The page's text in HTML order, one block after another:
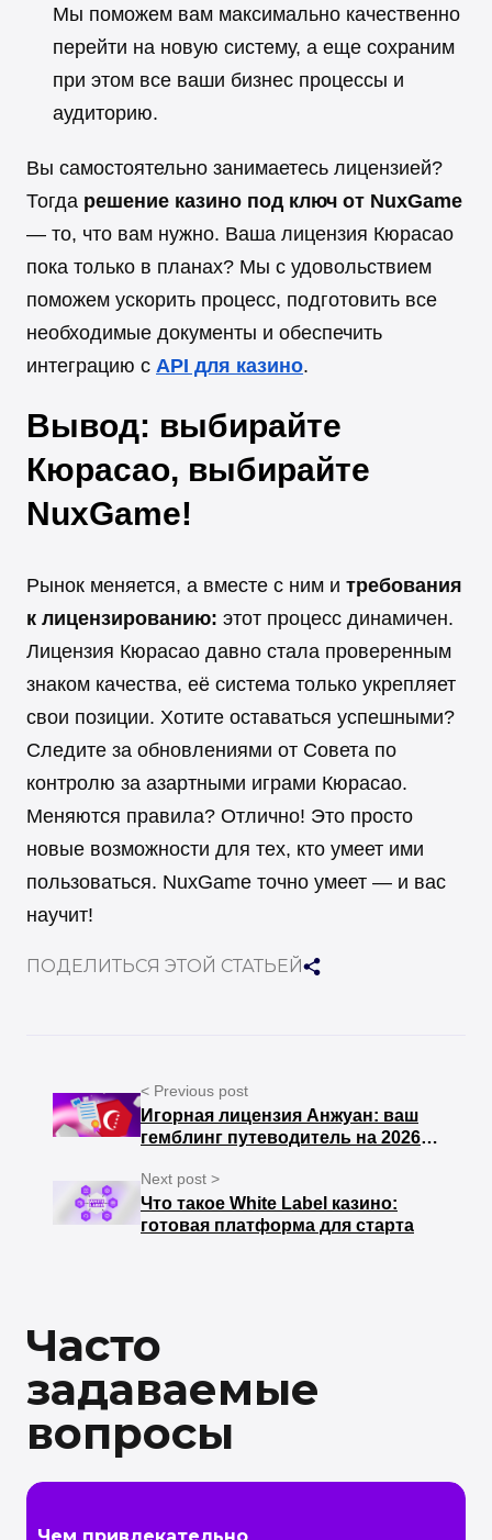
Мы поможем вам максимально качественно
перейти на новую систему, а еще сохраним
при этом все ваши бизнес процессы и
аудиторию.
Вы самостоятельно занимаетесь лицензией?
Тогда решение казино под ключ от NuxGame
— то, что вам нужно. Ваша лицензия Кюрасао
пока только в планах? Мы с удовольствием
поможем ускорить процесс, подготовить все
необходимые документы и обеспечить
интеграцию с API для казино.
Вывод: выбирайте
Кюрасао, выбирайте
NuxGame!
Рынок меняется, а вместе с ним и требования
к лицензированию: этот процесс динамичен.
Лицензия Кюрасао давно стала проверенным
знаком качества, её система только укрепляет
свои позиции. Хотите оставаться успешными?
Следите за обновлениями от Совета по
контролю за азартными играми Кюрасао.
Меняются правила? Отлично! Это просто
новые возможности для тех, кто умеет ими
пользоваться. NuxGame точно умеет — и вас
научит!
ПОДЕЛИТЬСЯ ЭТОЙ СТАТЬЕЙ
< Previous post
Игорная лицензия Анжуан: ваш
гемблинг путеводитель на 2026
Next post >
Что такое White Label казино:
готовая платформа для старта
Часто
задаваемые
вопросы